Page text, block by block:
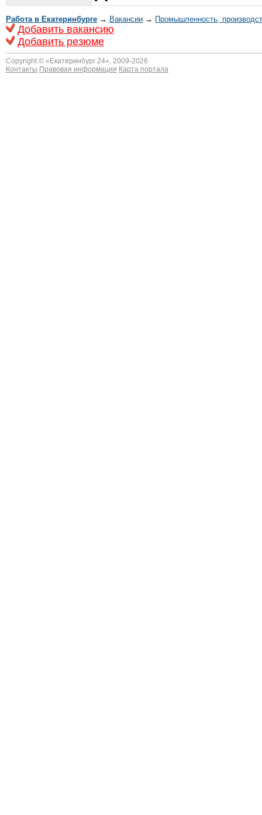
Работа в Екатеринбурге → Вакансии → Промышленность,
Добавить вакансию
Добавить резюме
Copyright © « Екатеринбург 24», 2009-2026
Контакты Правовая информация Карта портала